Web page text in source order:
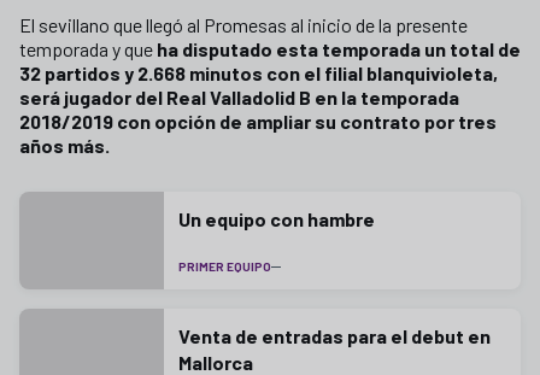
El sevillano que llegó al Promesas al inicio de la presente
temporada y que ha disputado esta temporada un total de
32 partidos y 2.668 minutos con el filial blanquivioleta,
será jugador del Real Valladolid B en la temporada
2018/2019 con opción de ampliar su contrato por tres
años más.
Un equipo con hambre
PRIMER EQUIPO
Venta de entradas para el debut en
Mallorca